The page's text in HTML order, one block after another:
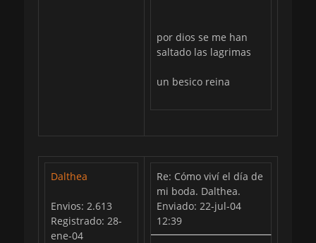
por dios se me han
saltado las lagrimas
un besico reina
Dalthea
Envios: 2.613
Registrado: 28-
ene-04
Re: Cómo viví el día de
mi boda. Dalthea.
Enviado: 22-jul-04
12:39